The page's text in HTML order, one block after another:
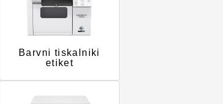
Barvni tiskalniki
etiket